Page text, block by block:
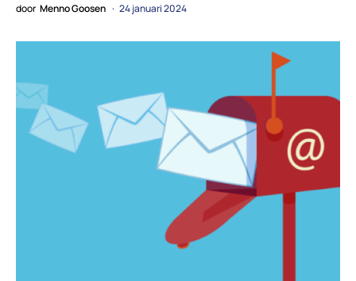
door Menno Goosen 24 januari 2024